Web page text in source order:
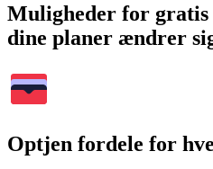
Muligheder for
dine planer ændrer
Optjen fordele for